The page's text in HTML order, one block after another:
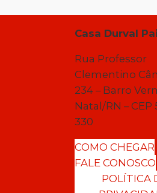
Casa Durval
Rua Professor
Clementino
234 – Barro
Natal/RN – CEP
330
COMO CHEGAR
FALE CONOSCO
POLÍTICA